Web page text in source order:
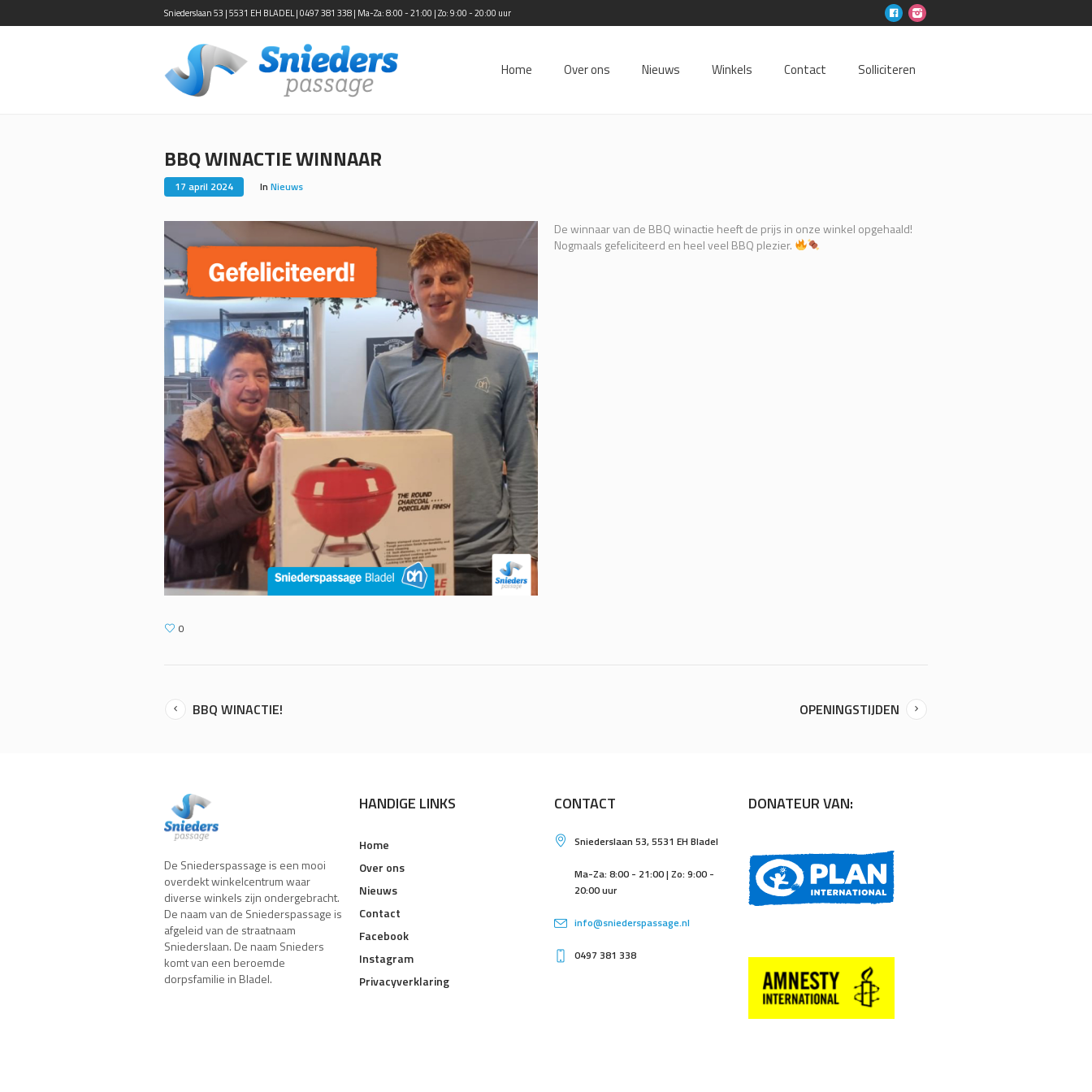
Sniederslaan 53 | 5531 EH BLADEL | 0497 381 338 | Ma-Za: 8:00 - 21:00 | Zo: 9:00 - 20:00 uur
Home Over ons Nieuws Winkels Contact Solliciteren
BBQ WINACTIE WINNAAR
17 april 2024 In Nieuws
De winnaar van de BBQ winactie heeft de prijs in onze winkel opgehaald!
Nogmaals gefeliciteerd en heel veel BBQ plezier.
0
BBQ WINACTIE! OPENINGSTIJDEN
De Sniederspassage is een mooi
overdekt winkelcentrum waar
diverse winkels zijn ondergebracht.
De naam van de Sniederspassage is
afgeleid van de straatnaam
Sniederslaan. De naam Snieders
komt van een beroemde
dorpsfamilie in Bladel.
HANDIGE LINKS
Home
Over ons
Nieuws
Contact
Facebook
Instagram
Privacyverklaring
CONTACT
Sniederslaan 53, 5531 EH Bladel
Ma-Za: 8:00 - 21:00 | Zo: 9:00 -
20:00 uur
info@sniederspassage.nl
0497 381 338
DONATEUR VAN: